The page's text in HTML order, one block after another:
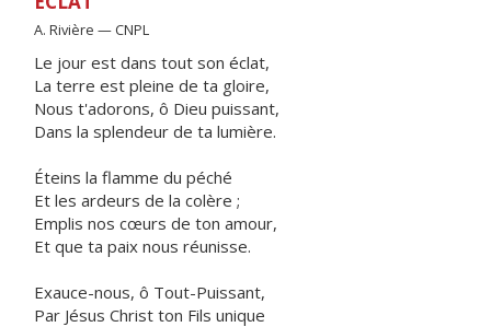
A. Rivière — CNPL
Le jour est dans tout son éclat,
La terre est pleine de ta gloire,
Nous t'adorons, ô Dieu puissant,
Dans la splendeur de ta lumière.
Éteins la flamme du péché
Et les ardeurs de la colère ;
Emplis nos cœurs de ton amour,
Et que ta paix nous réunisse.
Exauce-nous, ô Tout-Puissant,
Par Jésus Christ ton Fils unique